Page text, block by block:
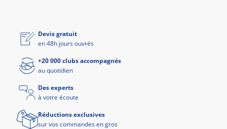
Devis gratuit
en 48h jours ouvrés
+20 000 clubs accompagnés
au quotidien
Des experts
à votre écoute
Réductions exclusives
sur vos commandes en gros